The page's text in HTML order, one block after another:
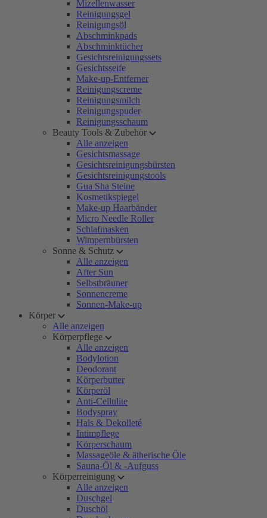
Mizellenwasser
Reinigungsgel
Reinigungsöl
Abschminkpads
Abschminktücher
Gesichtsreinigungssets
Gesichtsseife
Make-up-Entferner
Reinigungscreme
Reinigungsmilch
Reinigungspuder
Reinigungsschaum
Beauty Tools & Zubehör
Alle anzeigen
Gesichtsmassage
Gesichtsreinigungsbürsten
Gesichtsreinigungstools
Gua Sha Steine
Kosmetikspiegel
Make-up Haarbänder
Micro Needle Roller
Schlafmasken
Wimpernbürsten
Sonne & Schutz
Alle anzeigen
After Sun
Selbstbräuner
Sonnencreme
Sonnen-Make-up
Körper
Alle anzeigen
Körperpflege
Alle anzeigen
Bodylotion
Deodorant
Körperbutter
Körperöl
Anti-Cellulite
Bodyspray
Hals & Dekolleté
Intimpflege
Körperschaum
Massageöle & ätherische Öle
Sauna-Öl & -Aufguss
Körperreinigung
Alle anzeigen
Duschgel
Duschöl